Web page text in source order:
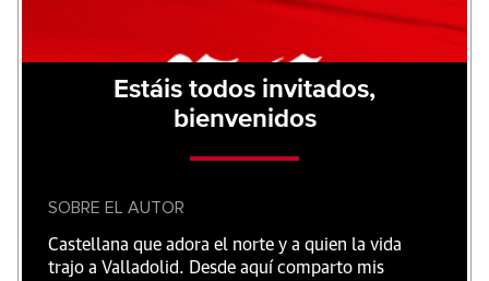
Estáis todos invitados,
bienvenidos
SOBRE EL AUTOR
Castellana que adora el norte y a quien la vida
trajo a Valladolid. Desde aquí comparto mis